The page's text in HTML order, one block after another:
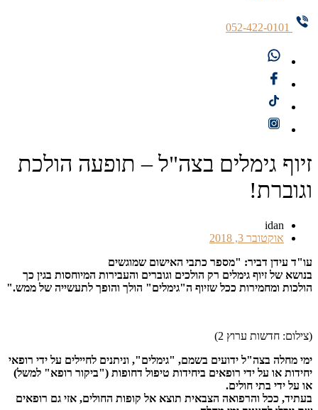
052-422-0101
זיוף גימלים בצה"ל – תופעה הולכת
וגוברת!
idan
אוקטובר 3, 2018
עו"ד עידן דביר: "מספר כתבי האישום שמוגשים
בנושא של זיוף גימלים רק הולכים וגוברים והעבירות המיוחסות בגין כך
הולכות ומחמירות ככל שזיוף ה"גימלים" הולך והופך לתעשייה של ממש."
(צילום: חדשות ערוץ 2)
ימי מחלה בצה"ל ידועים בשמם, "גימלים", וניתנים לחיילים על ידי רופאי
יחידות או על ידי רופאים ביחידות טיפול דחופות ("ביקור רופא" למשל)
או על ידי בתי חולים.
בעתיד, ככל והרפואה הצבאית תוצא אל קופות החולים, אזי גם רופאים